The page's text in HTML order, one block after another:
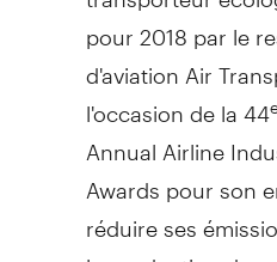
pour 2018 par le
d'aviation Air
l'occasion de la 44
Annual Airline
Awards pour son
réduire ses